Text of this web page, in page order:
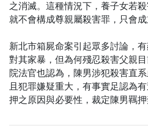
之消滅。這種情況下，養子女若
就不會構成尊親屬殺害罪，只會成
新北市箱屍命案引起眾多討論，
對其家暴，但為何殘忍殺害父親
院法官也認為，陳男涉犯殺害直
且犯罪嫌疑重大，有事實足認為
押之原因與必要性，裁定陳男羈押